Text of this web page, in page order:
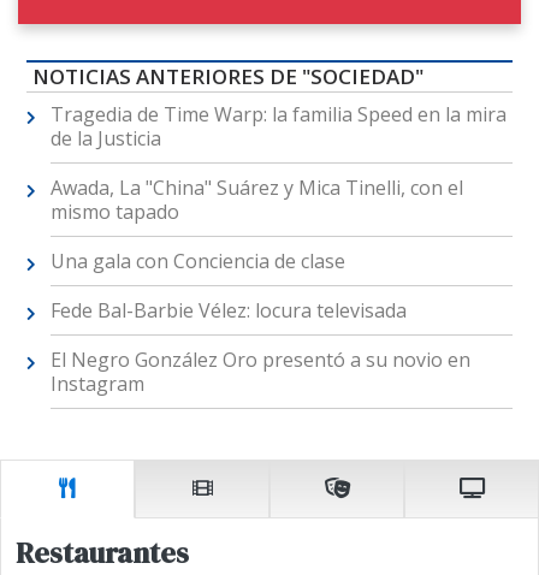
NOTICIAS ANTERIORES DE "SOCIEDAD"
Tragedia de Time Warp: la familia Speed en la mira
de la Justicia
Awada, La "China" Suárez y Mica Tinelli, con el
mismo tapado
Una gala con Conciencia de clase
Fede Bal-Barbie Vélez: locura televisada
El Negro González Oro presentó a su novio en
Instagram
Restaurantes